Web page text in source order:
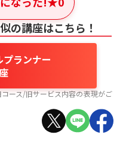
の講座はこちら！
ランナー
ース/旧サービス内容の表現がご